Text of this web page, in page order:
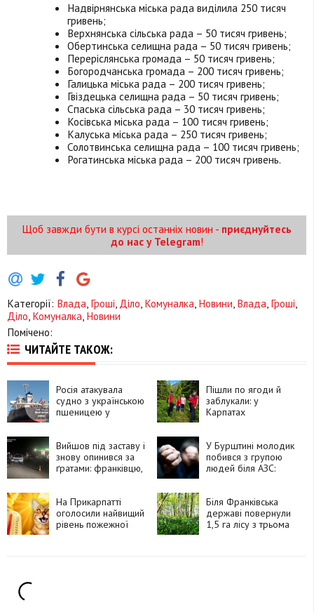
Надвірнянська міська рада виділила 250 тисяч
гривень;
Верхнянська сільська рада – 50 тисяч гривень;
Обертинська селищна рада – 50 тисяч гривень;
Переріслянська громада – 50 тисяч гривень;
Богородчанська громада – 200 тисяч гривень;
Галицька міська рада – 200 тисяч гривень;
Гвіздецька селищна рада – 50 тисяч гривень;
Спаська сільська рада – 30 тисяч гривень;
Косівська міська рада – 100 тисяч гривень;
Калуська міська рада – 250 тисяч гривень;
Солотвинська селищна рада – 100 тисяч гривень;
Рогатинська міська рада – 200 тисяч гривень.
Щоб завжди бути в курсі останніх новин - приєднуйтесь
до нас у Telegram!
Категорії: Влада Гроші Діло Комуналка Новини Влада Гроші
Діло Комуналка Новини
Помічено:
ЧИТАЙТЕ ТАКОЖ:
Росія атакувала
судно з українською
пшеницею у
поранені
Пішли по ягоди й
заблукали: у
Карпатах
знайшли двох жінок
Вийшов під заставу і
знову опинився за
ґратами: франківцю,
оголосили нову
підозру
У Бурштині молодик
побився з групою
людей біля АЗС:
На Прикарпатті
оголосили найвищий
рівень пожежної
Біля Франківська
державі повернули
1,5 га лісу з трьома